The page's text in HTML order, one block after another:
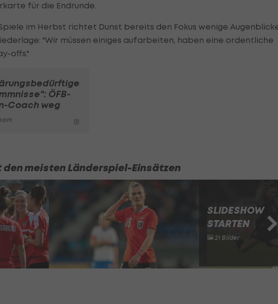
für die Endrunde.
im Herbst richtet Dunst bereits den Fokus wenige
"Wir müssen einiges aufarbeiten, haben eine ordentliche
offs."
ÖFB-
Coach weg
den meisten Länderspiel-Einsätzen
SLIDESHOW
STARTEN
21 Bilder